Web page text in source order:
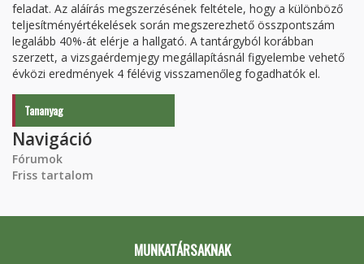
feladat. Az aláírás megszerzésének feltétele, hogy a különböző
teljesítményértékelések során megszerezhető összpontszám
legalább 40%-át elérje a hallgató. A tantárgyból korábban
szerzett, a vizsgaérdemjegy megállapításnál figyelembe vehető
évközi eredmények 4 félévig visszamenőleg fogadhatók el.
Tananyag
Navigáció
Fórumok
Friss tartalom
MUNKATÁRSAKNAK